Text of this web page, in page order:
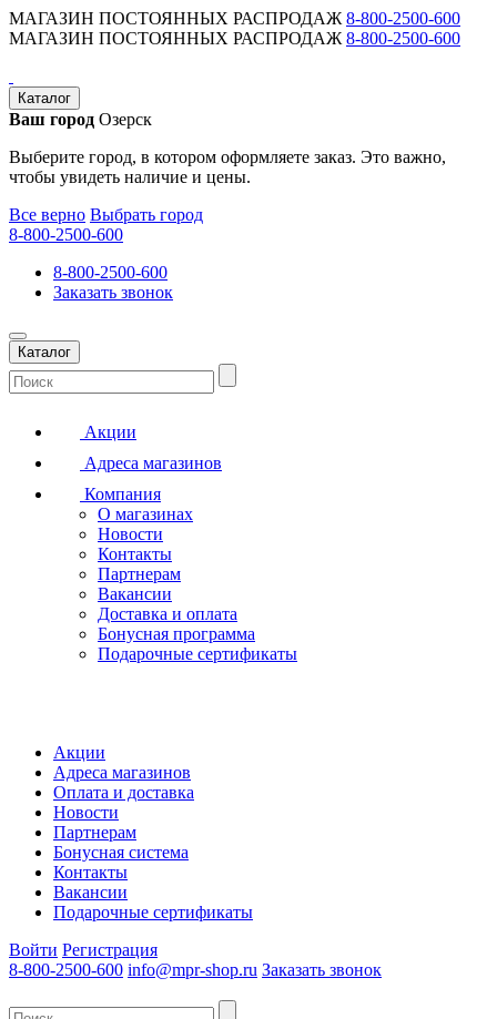
МАГАЗИН ПОСТОЯННЫХ РАСПРОДАЖ 8-800-2500-600
МАГАЗИН ПОСТОЯННЫХ РАСПРОДАЖ 8-800-2500-600
Каталог
Ваш город Озерск
Выберите город, в котором оформляете заказ. Это важно,
чтобы увидеть наличие и цены.
Все верно Выбрать город
8-800-2500-600
8-800-2500-600
Заказать звонок
Каталог
Акции
Адреса магазинов
Компания
О магазинах
Новости
Контакты
Партнерам
Вакансии
Доставка и оплата
Бонусная программа
Подарочные сертификаты
Акции
Адреса магазинов
Оплата и доставка
Новости
Партнерам
Бонусная система
Контакты
Вакансии
Подарочные сертификаты
Войти Регистрация
8-800-2500-600 info@mpr-shop.ru Заказать звонок